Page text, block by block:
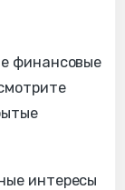
финансовые
интересы